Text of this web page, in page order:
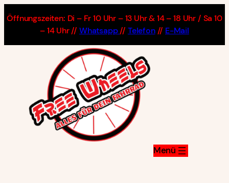
Inhalt
Öffnungszeiten: Di – Fr 10 Uhr – 13 Uhr & 14 – 18 Uhr / Sa 10
– 14 Uhr // Whatsapp// Telefon// E-Mail